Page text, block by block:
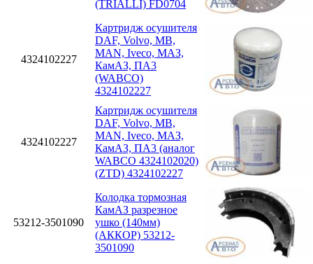
(TRIALLI) FD0704
4324102227
Картридж осушителя
DAF, Volvo, MB,
MAN, Iveco, МАЗ,
КамАЗ, ПА3
(WABCO)
4324102227
4324102227
Картридж осушителя
DAF, Volvo, MB,
MAN, Iveco, МАЗ,
КамАЗ, ПА3 (аналог
WABCO 4324102020)
(ZTD) 4324102227
53212-3501090
Колодка тормозная
КамАЗ разрезное
ушко (140мм)
(АККОР) 53212-
3501090